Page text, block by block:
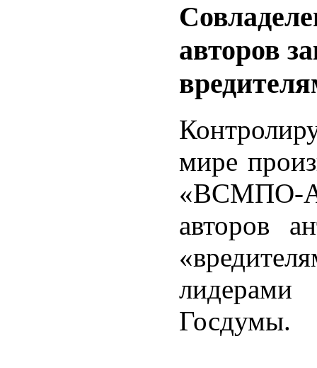
авторов
мире
«ВСМПО-
авторов
Госдумы.